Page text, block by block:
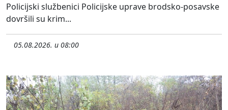
Policijski službenici Policijske uprave brodsko-posavske
dovršili su krim...
05.08.2026. u 08:00